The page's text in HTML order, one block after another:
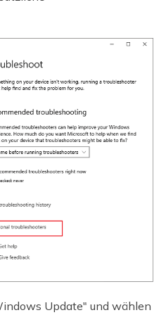
Update" und wählen